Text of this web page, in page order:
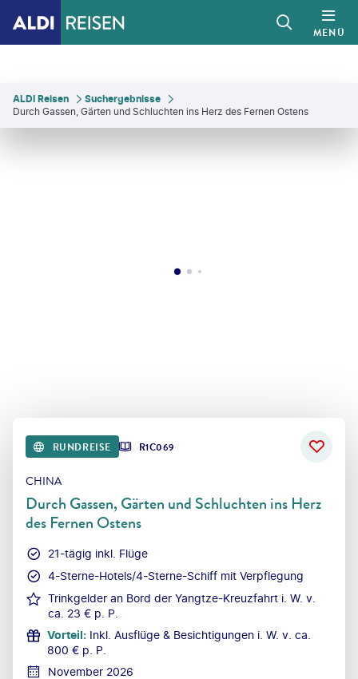
MENÜ
ALDI Reisen
Suchergebnisse
Durch Gassen, Gärten und Schluchten ins Herz des Fernen Ostens
RUNDREISE R1C069
CHINA
Durch Gassen, Gärten und Schluchten ins Herz
des Fernen Ostens
21-tägig inkl. Flüge
4-Sterne-Hotels/4-Sterne-Schiff mit Verpflegung
Trinkgelder an Bord der Yangtze-Kreuzfahrt i. W. v.
ca. 23 € p. P.
Vorteil: Inkl. Ausflüge & Besichtigungen i. W. v. ca.
800 € p. P.
November 2026